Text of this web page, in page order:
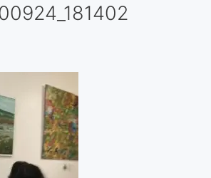
o talleres de artistas
Presse